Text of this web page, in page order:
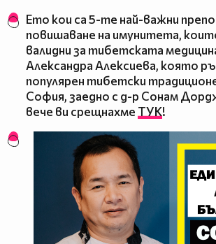
Ето кои са 5-те най-важни
повишаване на имунитета,
валидни за тибетската
Александра Алексиева, която
популярен тибетски
София, заедно с д-р Сонам
вече ви срещнахмеТУК!